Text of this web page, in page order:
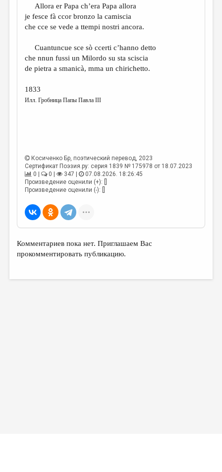
Allora er Papa ch’era Papa allora
je fesce fà ccor bronzo la camiscia
che cce se vede a ttempi nostri ancora.
Cuantuncue sce sò ccerti c’hanno detto
che nnun fussi un Milordo su sta sciscia
de pietra a smanicà, mma un chirichetto.
1833
Илл. Гробница Папы Павла III
Косиченко Бр, поэтический перевод, 2023
Сертификат Поэзия.ру: серия 1839 № 175978 от 18.07.2023
0 |
0 | 347 |
07.08.2026. 18:26:45
Произведение оценили (+): []
Произведение оценили (-): []
Комментариев пока нет. Приглашаем Вас
прокомментировать публикацию.